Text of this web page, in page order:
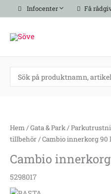
Hoppa
till
Infocenter Få
Hem/Gata & Park/
tillbehör/ Cambio innerkorg 90
Cambio
5298017
90
liter